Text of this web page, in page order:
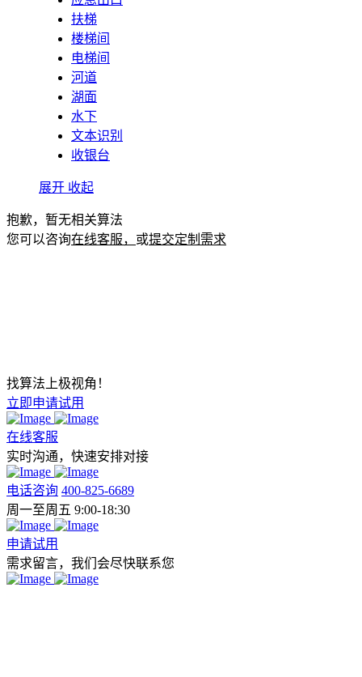
扶梯
楼梯间
电梯间
河道
湖面
水下
文本识别
收银台
展开 收起
抱歉，暂无相关算法
您可以咨询在线客服， 或提交定制需求
找算法上极视角！
立即申请试用
在线客服
实时沟通，快速安排对接
电话咨询 400-825-6689
周一至周五 9:00-18:30
申请试用
需求留言，我们会尽快联系您